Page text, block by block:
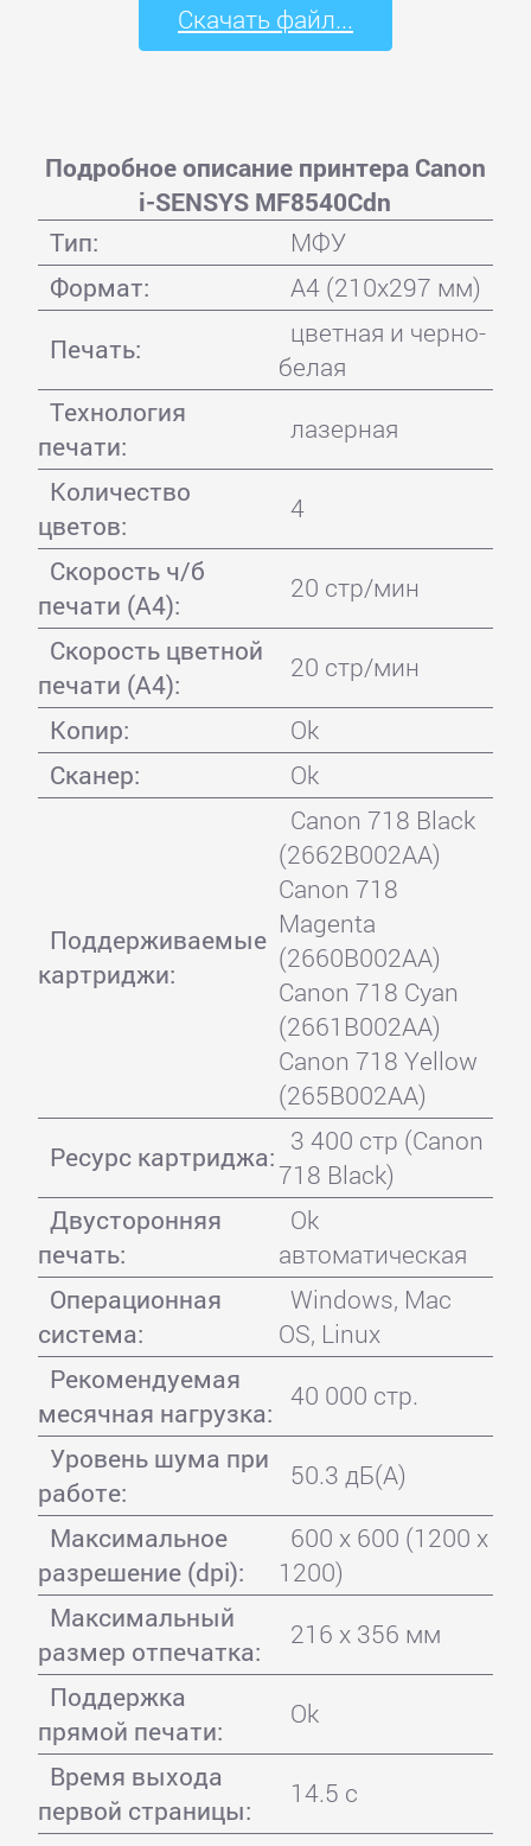
Скачать файл...
Подробное описание принтера Canon
i-SENSYS MF8540Cdn
Тип:
МФУ
Формат:
A4 (210x297 мм)
Печать:
цветная и черно-
белая
Технология
печати:
лазерная
Количество
цветов:
4
Скорость ч/б
печати (А4):
20 стр/мин
Скорость цветной
печати (А4):
20 стр/мин
Копир:
Ok
Сканер:
Ok
Поддерживаемые
картриджи:
Canon 718 Black
(2662B002AA)
Canon 718
Magenta
(2660B002AA)
Canon 718 Cyan
(2661B002AA)
Canon 718 Yellow
(265B002AA)
Ресурс картриджа: 3 400 стр (Canon
718 Black)
Двусторонняя
печать:
Ok
автоматическая
Операционная
система:
Windows, Mac
OS, Linux
Рекомендуемая
месячная нагрузка:
40 000 стр.
Уровень шума при
работе:
50.3 дБ(А)
Максимальное
разрешение (dpi):
600 x 600 (1200 х
1200)
Максимальный
размер отпечатка:
216 x 356 мм
Поддержка
прямой печати:
Ok
Время выхода
первой страницы:
14.5 с